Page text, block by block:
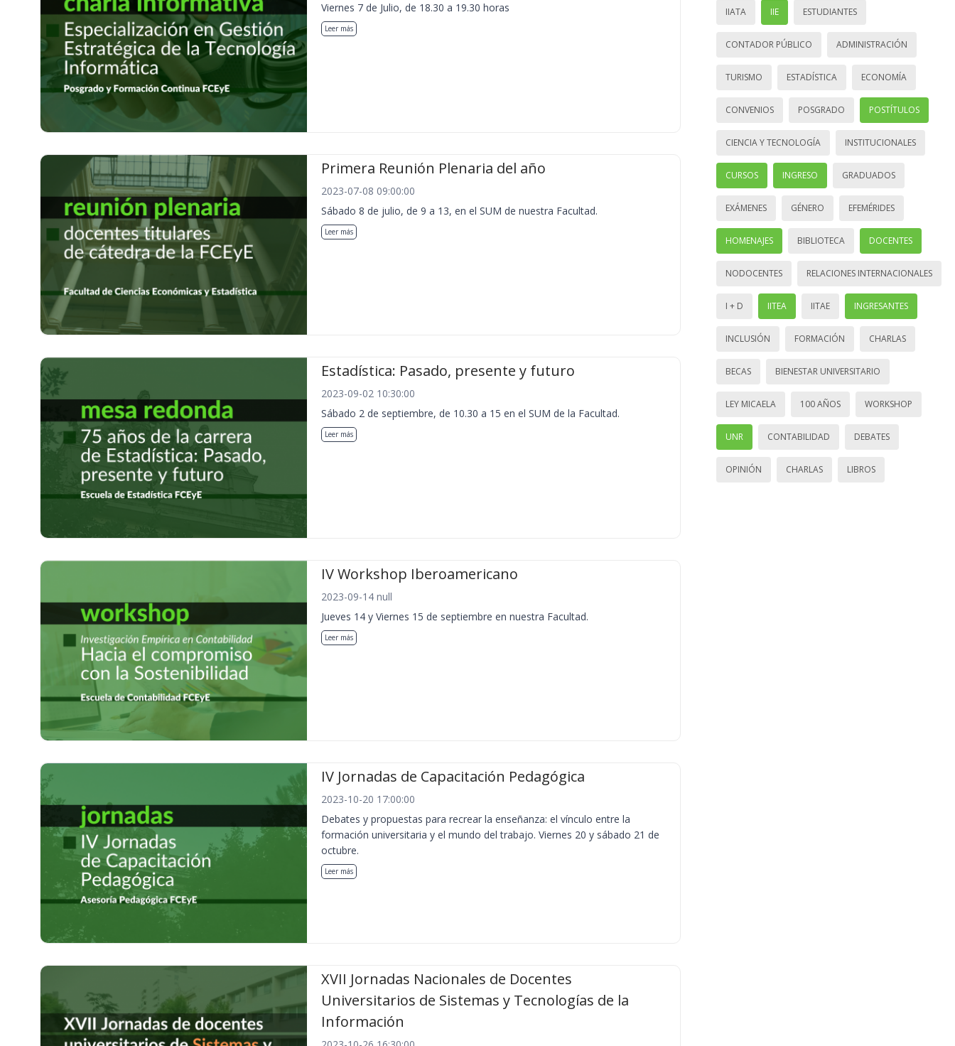
Viernes 7 de Julio, de 18.30 a 19.30 horas
Leer más
Primera Reunión Plenaria del año
2023-07-08 09:00:00
Sábado 8 de julio, de 9 a 13, en el SUM de nuestra Facultad.
Leer más
Estadística: Pasado, presente y futuro
2023-09-02 10:30:00
Sábado 2 de septiembre, de 10.30 a 15 en el SUM de la Facultad.
Leer más
IV Workshop Iberoamericano
2023-09-14 null
Jueves 14 y Viernes 15 de septiembre en nuestra Facultad.
Leer más
IV Jornadas de Capacitación Pedagógica
2023-10-20 17:00:00
Debates y propuestas para recrear la enseñanza: el vínculo entre la
formación universitaria y el mundo del trabajo. Viernes 20 y sábado 21 de
octubre.
Leer más
XVII Jornadas Nacionales de Docentes
Universitarios de Sistemas y Tecnologías de la
Información
IIATA IIE ESTUDIANTES
CONTADOR PÚBLICO ADMINISTRACIÓN
TURISMO ESTADÍSTICA ECONOMÍA
CONVENIOS POSGRADO POSTÍTULOS
CIENCIA Y TECNOLOGÍA INSTITUCIONALES
CURSOS INGRESO GRADUADOS
EXÁMENES GÉNERO EFEMÉRIDES
HOMENAJES BIBLIOTECA DOCENTES
NODOCENTES RELACIONES INTERNACIONALES
I + D IITEA IITAE INGRESANTES
INCLUSIÓN FORMACIÓN CHARLAS
BECAS BIENESTAR UNIVERSITARIO
LEY MICAELA 100 AÑOS WORKSHOP
UNR CONTABILIDAD DEBATES
OPINIÓN CHARLAS LIBROS